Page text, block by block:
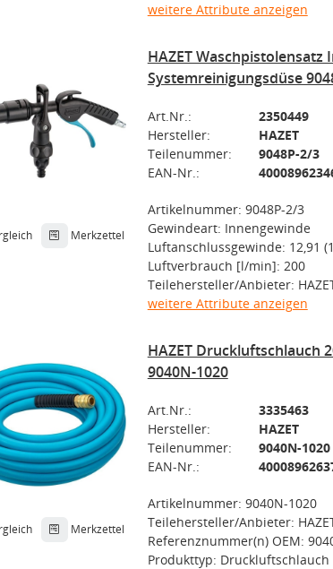
weitere Attribute anzeigen
Merkzettel
HAZET Waschpistolensatz
Systemreinigungsdüse
Art.Nr.:
2350449
Hersteller:
HAZET
Teilenummer:
9048P-2/3
EAN-Nr.:
Artikelnummer: 9048P-2/3
Gewindeart: Innengewinde
Luftanschlussgewinde: 12,91
Luftverbrauch [l/min]: 200
Teilehersteller/Anbieter:
weitere Attribute anzeigen
Merkzettel
HAZET Druckluftschlauch
9040N-1020
Art.Nr.:
3335463
Hersteller:
HAZET
Teilenummer:
9040N-1020
EAN-Nr.:
Artikelnummer: 9040N-1020
Teilehersteller/Anbieter:
Referenznummer(n) OEM:
Produkttyp: Druckluftschlauch